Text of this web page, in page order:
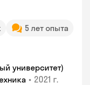
5 лет опыта
университет)
• 2021 г.